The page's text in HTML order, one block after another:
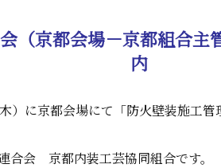
会（京都会場－京都組合
内
）に京都会場にて「防火壁装施工
合会 京都内装工芸協同組合です。